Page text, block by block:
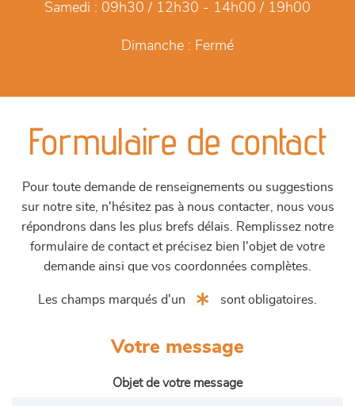
Samedi : 09h30 / 12h30 - 14h00 / 19h00
Dimanche : Fermé
Formulaire de contact
Pour toute demande de renseignements ou suggestions
sur notre site, n'hésitez pas à nous contacter, nous vous
répondrons dans les plus brefs délais. Remplissez notre
formulaire de contact et précisez bien l'objet de votre
demande ainsi que vos coordonnées complètes.
Les champs marqués d'un sont obligatoires.
Votre message
Objet de votre message